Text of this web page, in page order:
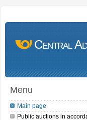
Central
Menu
Main page
Public auctions in